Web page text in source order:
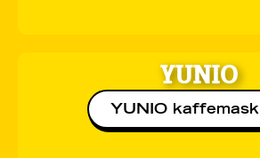
YUNIO
YUNIO